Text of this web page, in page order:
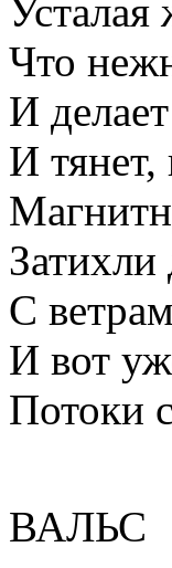
Что
И
И тянет,
С
И вот
Потоки
ВАЛЬС